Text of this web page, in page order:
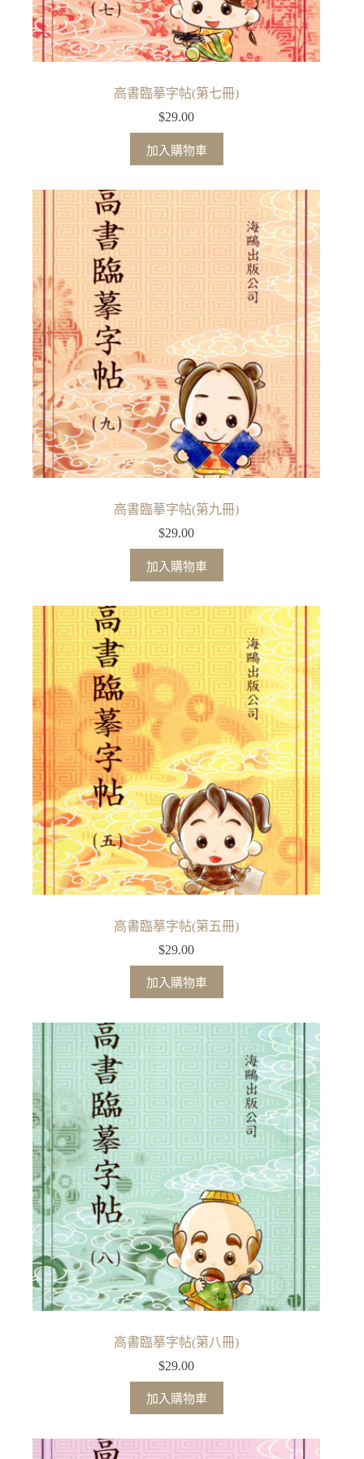
高書臨摹字帖(第七冊)
$29.00
加入購物車
高書臨摹字帖(第九冊)
$29.00
加入購物車
高書臨摹字帖(第五冊)
$29.00
加入購物車
高書臨摹字帖(第八冊)
$29.00
加入購物車